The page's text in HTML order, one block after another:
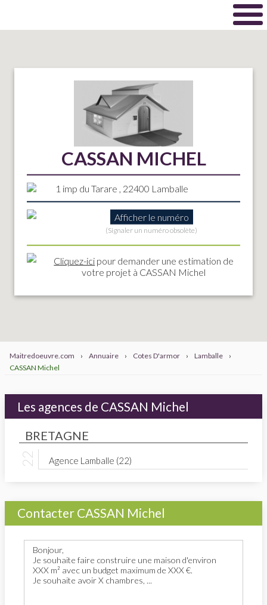
CASSAN MICHEL
1 imp du Tarare , 22400 Lamballe
Afficher le numéro
(Signaler un numéro obsolète)
Cliquez-ici pour demander une estimation de
votre projet à CASSAN Michel
Maitredoeuvre.com › Annuaire › Cotes D'armor › Lamballe
›
CASSAN Michel
Les agences de CASSAN Michel
BRETAGNE
Agence Lamballe (22)
Contacter CASSAN Michel